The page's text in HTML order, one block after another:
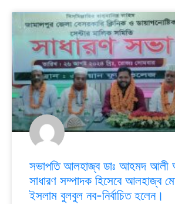
সভাপতি আলহাজ্ব ডাঃ আহমদ আলী
সাধারণ সম্পাদক হিসেবে আলহাজ্ব
ইসলাম বুলবুল নব-নির্বাচিত হলেন।